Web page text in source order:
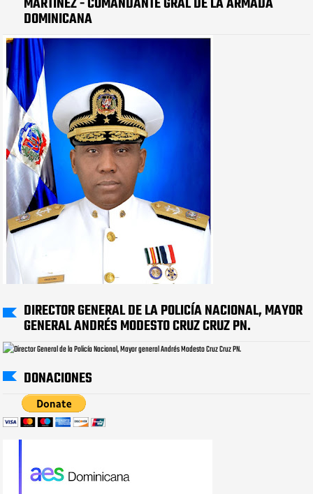
DOMINICANA
DIRECTOR GENERAL DE LA POLICÍA NACIONAL, MAYOR
GENERAL ANDRÉS MODESTO CRUZ CRUZ PN.
DONACIONES